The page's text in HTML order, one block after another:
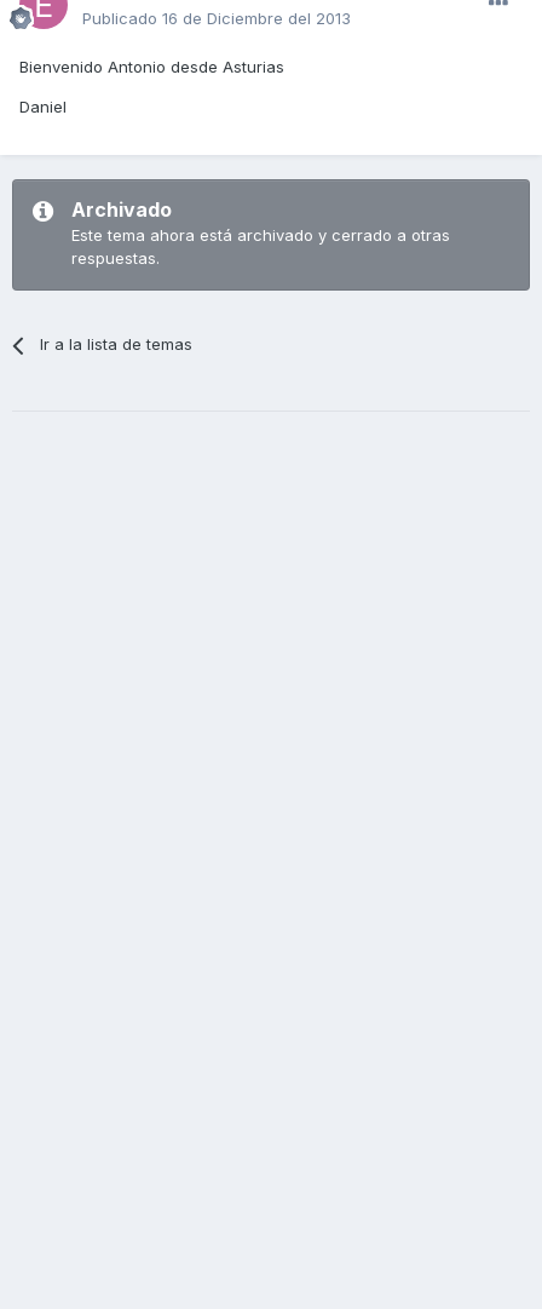
Publicado 16 de Diciembre del 2013
Bienvenido Antonio desde Asturias
Daniel
Archivado
Este tema ahora está archivado y cerrado a otras
respuestas.
Ir a la lista de temas